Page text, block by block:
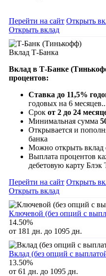
Перейти на сайт Открыть
Открыть вклад
Вклад Т-Банка
Вклад в Т-Банке
процентов:
Ставка до 11,5%
годовых на 6 месяцев..
Срок от 2 до 24
Минимальная сумма
Открывается и
банка
Можно открыть вклад
Выплата процентов
дебетовую карту Блэк
Перейти на сайт Открыть
Открыть вклад
Ключевой (без опций с
14.50%
от 181 дн. до 1095 дн.
Вклад (без опций с
13.50%
от 61 дн. до 1095 дн.